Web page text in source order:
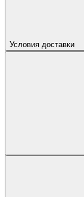
Условия доставки